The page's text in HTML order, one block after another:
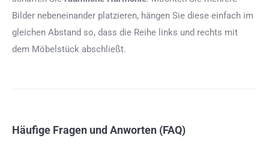
Bilder nebeneinander platzieren, hängen Sie diese einfach im
gleichen Abstand so, dass die Reihe links und rechts mit
dem Möbelstück abschließt.
Häufige Fragen und Anworten (FAQ)